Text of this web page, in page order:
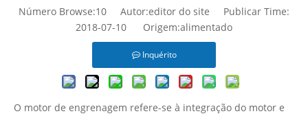
Número Browse:10 Autor:editor do site Publicar Time:
2018-07-10 Origem:alimentado
Inquérito
O motor de engrenagem refere-se à integração do motor e